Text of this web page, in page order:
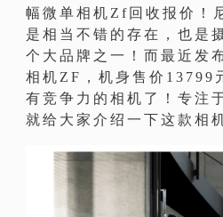
幅微单相机Zf回收报价！
是相当不错的存在，也是
个大品牌之一！而最近发
相机ZF，机身售价13799
有竞争力的相机了！专注
就给大家介绍一下这款相